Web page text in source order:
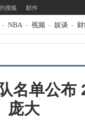
搜狐 邮件
- NBA - 视频 - 娱谈 -
名单公布
庞大